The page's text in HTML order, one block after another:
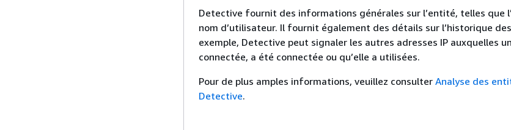
Detective fournit des informations générales sur l’entité, telles que
nom d’utilisateur. Il fournit également des détails sur l’historique
exemple, Detective peut signaler les autres adresses IP auxquelles
connectée, a été connectée ou qu’elle a utilisées.
Pour de plus amples informations, veuillez consulter Analyse des
Detective.